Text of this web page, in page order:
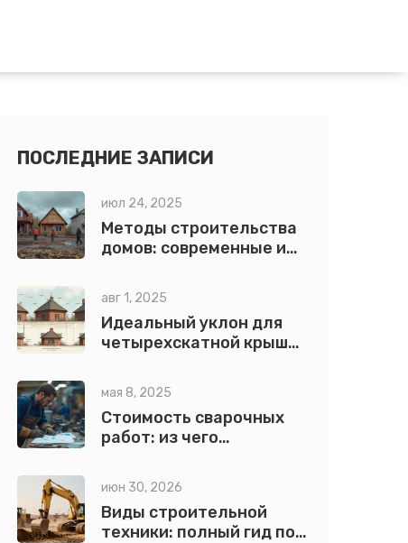
ПОСЛЕДНИЕ ЗАПИСИ
июл 24, 2025
Методы строительства
домов: современные и
технологии
авг 1, 2025
Идеальный уклон для
четырехскатной крыши:
мая 8, 2025
Стоимость сварочных
работ: из чего
июн 30, 2026
Виды строительной
техники: полный гид по